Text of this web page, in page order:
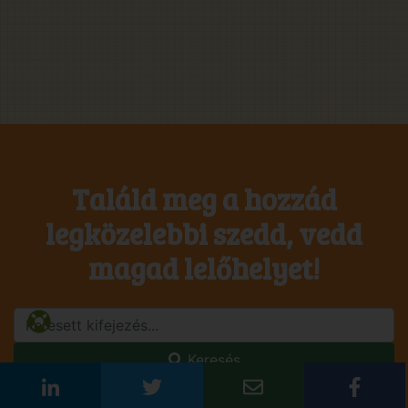
Találd meg a hozzád
legközelebbi szedd, vedd
magad lelőhelyet!
Keresés